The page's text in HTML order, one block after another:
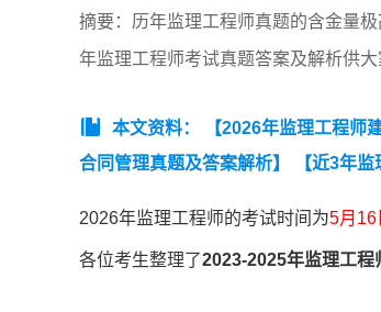
摘要：历年监理工程师真题的含金量
年监理工程师考试真题答案及解析供大
本文资料： 【2026年监理工程师
合同管理真题及答案解析】
【近3年
理工程师《建设工程目标控制》(水利)
2026年监理工程师的考试时间为5月16
各位考生整理了2023-2025年监理工程